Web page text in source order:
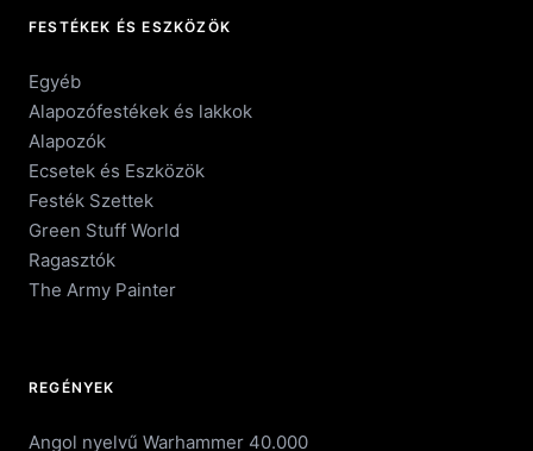
FESTÉKEK ÉS ESZKÖZÖK
Egyéb
Alapozófestékek és lakkok
Alapozók
Ecsetek és Eszközök
Festék Szettek
Green Stuff World
Ragasztók
The Army Painter
REGÉNYEK
Angol nyelvű Warhammer 40.000